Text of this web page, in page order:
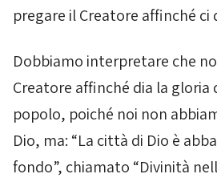
pregare il Creatore affinché ci
Dobbiamo interpretare che
Creatore affinché dia la gloria
popolo, poiché noi non
Dio, ma: “La città di Dio è
fondo”, chiamato “Divinità